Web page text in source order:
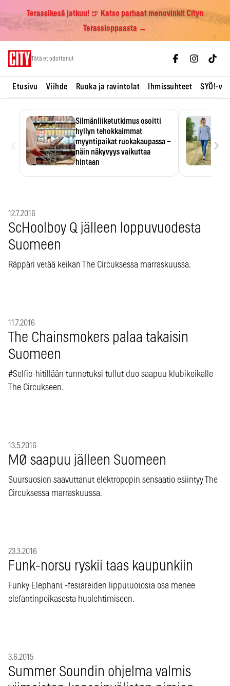
Terassikesä jatkuu! 🍺 Katso parhaat menovinkit Cityn
Terassioppaasta →
Tätä et odottanut
Etusivu Viihde Ruoka ja ravintolat Ihmissuhteet SYÖ!-
Silmänliiketutkimus osoitti
hyllyn tehokkaimmat
myyntipaikat ruokakaupassa –
näin näkyvyys vaikuttaa
hintaan
›
12.7.2016
ScHoolboy Q jälleen loppuvuodesta
Suomeen
Räppäri vetää keikan The Circuksessa marraskuussa.
11.7.2016
The Chainsmokers palaa takaisin
Suomeen
#Selfie-hitillään tunnetuksi tullut duo saapuu klubikeikalle
The Circukseen.
13.5.2016
MØ saapuu jälleen Suomeen
Suursuosion saavuttanut elektropopin sensaatio esiintyy The
Circuksessa marraskuussa.
23.3.2016
Funk-norsu ryskii taas kaupunkiin
Funky Elephant -festareiden lipputuotosta osa menee
elefantinpoikasesta huolehtimiseen.
3.6.2015
Summer Soundin ohjelma valmis